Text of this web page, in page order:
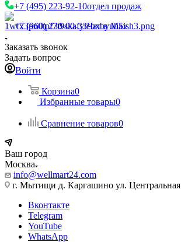
+7 (495) 223-92-10отдел продаж
+7 (960) 230-00-33Чат в Max
Заказать звонок
Задать вопрос
Войти
Корзина0
Избранные товары0
Сравнение товаров0
Ваш город
Москва
info@wellmart24.com
г. Мытищи д. Каргашино ул. Центральная
Вконтакте
Telegram
YouTube
WhatsApp